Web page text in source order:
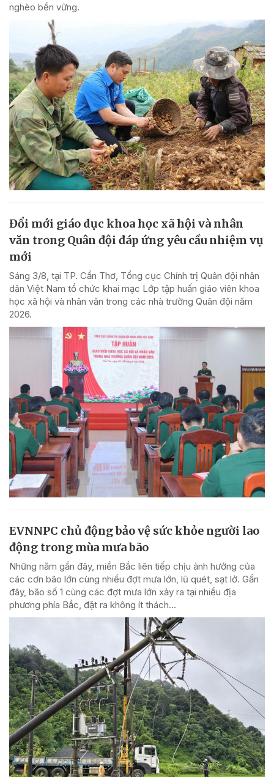
nghèo bền vững.
Đổi mới giáo dục khoa học xã hội và nhân
văn trong Quân đội đáp ứng yêu cầu nhiệm vụ
mới
Sáng 3/8, tại TP. Cần Thơ, Tổng cục Chính trị Quân đội nhân
dân Việt Nam tổ chức khai mạc Lớp tập huấn giáo viên khoa
học xã hội và nhân văn trong các nhà trường Quân đội năm
2026.
EVNNPC chủ động bảo vệ sức khỏe người lao
động trong mùa mưa bão
Những năm gần đây, miền Bắc liên tiếp chịu ảnh hưởng của
các cơn bão lớn cùng nhiều đợt mưa lớn, lũ quét, sạt lở. Gần
đây, bão số 1 cùng các đợt mưa lớn xảy ra tại nhiều địa
phương phía Bắc, đặt ra không ít thách...